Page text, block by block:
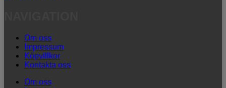
Om oss
Impressum
Köpvillkor
Kontakta oss
Om oss